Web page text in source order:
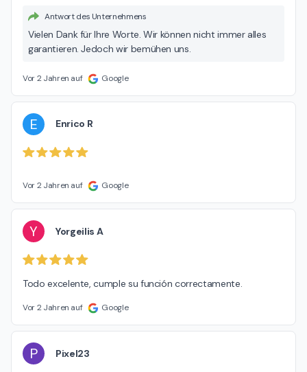
Antwort des Unternehmens
Vielen Dank für Ihre Worte. Wir können nicht immer alles
garantieren. Jedoch wir bemühen uns.
Vor 2 Jahren auf Google
E Enrico R
Vor 2 Jahren auf Google
Y Yorgeilis A
Todo excelente, cumple su función correctamente.
Vor 2 Jahren auf Google
P Pixel23